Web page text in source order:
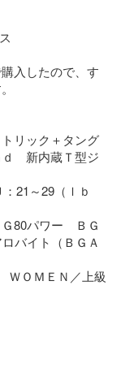
入したので、す
リック＋タング
　新内蔵Ｔ型ジ
21～29（ｌｂ
80パワー　ＢＧ
バイト（ＢＧＡ
ＷＯＭＥＮ／上級